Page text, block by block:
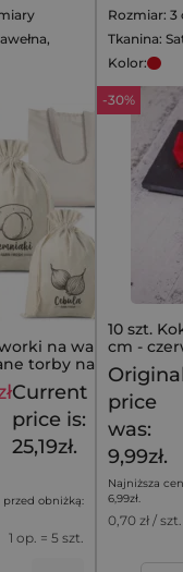
na warzywa
torby na
31,49 zł
Current
price is:
25,19zł.
przed obniżką:
1 op. = 5 szt.
Rozmiar: 3
Tkanina:
Kolor:
-30%
10 szt.
cm -
price
was:
9,99zł.
Najniższa
6,99zł.
0,70 zł / szt.